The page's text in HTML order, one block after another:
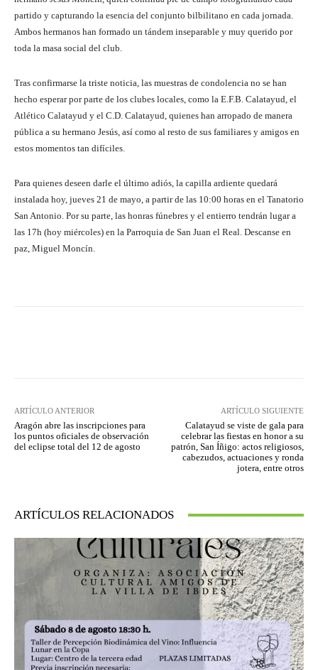
partido y capturando la esencia del conjunto bilbilitano en cada jornada.
Ambos hermanos han formado un tándem inseparable y muy querido por
toda la masa social del club.
Tras confirmarse la triste noticia, las muestras de condolencia no se han
hecho esperar por parte de los clubes locales, como la E.F.B. Calatayud, el
Atlético Calatayud y el C.D. Calatayud, quienes han arropado de manera
pública a su hermano Jesús, así como al resto de sus familiares y amigos en
estos momentos tan difíciles.
Para quienes deseen darle el último adiós, la capilla ardiente quedará
instalada hoy, jueves 21 de mayo, a partir de las 10:00 horas en el Tanatorio
San Antonio. Por su parte, las honras fúnebres y el entierro tendrán lugar a
las 17h (hoy miércoles) en la Parroquia de San Juan el Real. Descanse en
paz, Miguel Moncín.
ARTÍCULO ANTERIOR
Aragón abre las inscripciones para
los puntos oficiales de observación
del eclipse total del 12 de agosto
ARTÍCULO SIGUIENTE
Calatayud se viste de gala para
celebrar las fiestas en honor a su
patrón, San Íñigo: actos religiosos,
cabezudos, actuaciones y ronda
jotera, entre otros
ARTÍCULOS RELACIONADOS